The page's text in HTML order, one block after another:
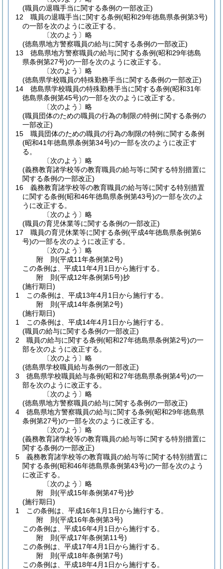
(職員の退職手当に関する条例の一部改正)
12
職員の退職手当に関する条例(昭和29年徳島県条例第3号)
の一部を次のように改正する。
〔次のよう〕略
(徳島県地方警察職員の給与に関する条例の一部改正)
13
徳島県地方警察職員の給与に関する条例(昭和29年徳島
県条例第27号)の一部を次のように改正する。
〔次のよう〕略
(徳島県学校職員の特殊勤務手当に関する条例の一部改正)
14
徳島県学校職員の特殊勤務手当に関する条例(昭和31年
徳島県条例第45号)の一部を次のように改正する。
〔次のよう〕略
(職員団体のための職員の行為の制限の特例に関する条例の
一部改正)
15
職員団体のための職員の行為の制限の特例に関する条例
(昭和41年徳島県条例第34号)の一部を次のように改正す
る。
〔次のよう〕略
(義務教育諸学校等の教育職員の給与等に関する特別措置に
関する条例の一部改正)
16
義務教育諸学校等の教育職員の給与等に関する特別措置
に関する条例(昭和46年徳島県条例第43号)の一部を次のよ
うに改正する。
〔次のよう〕略
(職員の育児休業等に関する条例の一部改正)
17
職員の育児休業等に関する条例(平成4年徳島県条例第6
号)の一部を次のように改正する。
〔次のよう〕略
附 則(平成11年条例第2号)
この条例は、平成11年4月1日から施行する。
附 則(平成12年条例第5号)抄
(施行期日)
1
この条例は、平成13年4月1日から施行する。
附 則(平成14年条例第2号)
(施行期日)
1
この条例は、平成14年4月1日から施行する。
(職員の給与に関する条例の一部改正)
2
職員の給与に関する条例(昭和27年徳島県条例第2号)の一
部を次のように改正する。
〔次のよう〕略
(徳島県学校職員給与条例の一部改正)
3
徳島県学校職員給与条例(昭和27年徳島県条例第4号)の一
部を次のように改正する。
〔次のよう〕略
(徳島県地方警察職員の給与に関する条例の一部改正)
4
徳島県地方警察職員の給与に関する条例(昭和29年徳島県
条例第27号)の一部を次のように改正する。
〔次のよう〕略
(義務教育諸学校等の教育職員の給与等に関する特別措置に
関する条例の一部改正)
5
義務教育諸学校等の教育職員の給与等に関する特別措置に
関する条例(昭和46年徳島県条例第43号)の一部を次のよう
に改正する。
〔次のよう〕略
附 則(平成15年条例第47号)抄
(施行期日)
1
この条例は、平成16年1月1日から施行する。
附 則(平成16年条例第3号)
この条例は、平成16年4月1日から施行する。
附 則(平成17年条例第11号)
この条例は、平成17年4月1日から施行する。
附 則(平成18年条例第7号)
この条例は、平成18年4月1日から施行する。